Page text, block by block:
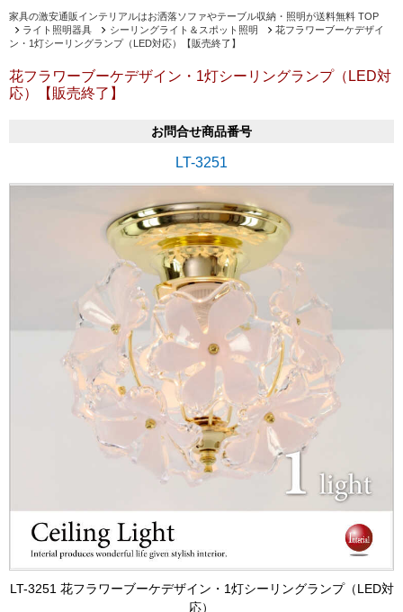
家具の激安通販インテリアルはお洒落ソファやテーブル収納・照明が送料無料 TOP
ライト照明器具
シーリングライト＆スポット照明
花フラワーブーケデザイ
ン・1灯シーリングランプ（LED対応）【販売終了】
花フラワーブーケデザイン・1灯シーリングランプ（LED対
応）【販売終了】
お問合せ商品番号
LT-3251
LT-3251 花フラワーブーケデザイン・1灯シーリングランプ（LED対
応）